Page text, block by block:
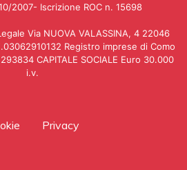
2007- Iscrizione ROC n. 15698
Via NUOVA VALASSINA, 4 22046
Registro imprese di Como
CAPITALE SOCIALE Euro 30.000
i.v.
Privacy